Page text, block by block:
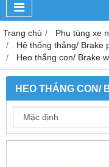
Trang chủ
Phụ tùng xe
Hệ thống thắng/ Brake
Heo thắng con/ Brake
HEO THẮNG CON/